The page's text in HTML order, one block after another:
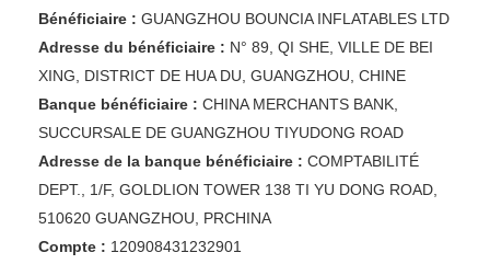
Bénéficiaire : GUANGZHOU BOUNCIA INFLATABLES LTD
Adresse du bénéficiaire : N° 89, QI SHE, VILLE DE BEI ​​
XING, DISTRICT DE HUA DU, GUANGZHOU, CHINE
Banque bénéficiaire : CHINA MERCHANTS BANK,
SUCCURSALE DE GUANGZHOU TIYUDONG ROAD
Adresse de la banque bénéficiaire : COMPTABILITÉ
DEPT., 1/F, GOLDLION TOWER 138 TI YU DONG ROAD,
510620 GUANGZHOU, PRCHINA
Compte : 120908431232901